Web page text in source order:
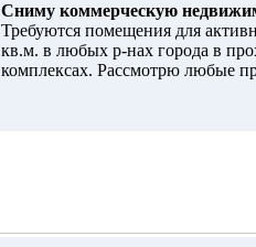
Сниму коммерческую
Требуются помещения для
кв.м. в любых р-нах города в
комплексах. Рассмотрю любые